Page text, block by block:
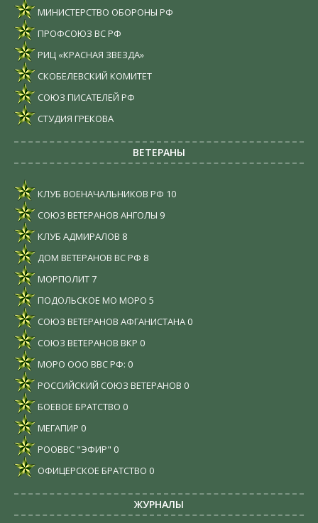
МИНИСТЕРСТВО ОБОРОНЫ РФ
ПРОФСОЮЗ ВС РФ
РИЦ «КРАСНАЯ ЗВЕЗДА»
СКОБЕЛЕВСКИЙ КОМИТЕТ
СОЮЗ ПИСАТЕЛЕЙ РФ
СТУДИЯ ГРЕКОВА
ВЕТЕРАНЫ
КЛУБ ВОЕНАЧАЛЬНИКОВ РФ 10
СОЮЗ ВЕТЕРАНОВ АНГОЛЫ 9
КЛУБ АДМИРАЛОВ 8
ДОМ ВЕТЕРАНОВ ВС РФ 8
МОРПОЛИТ7
ПОДОЛЬСКОЕ МО МОРО 5
СОЮЗ ВЕТЕРАНОВ АФГАНИСТАНА 0
СОЮЗ ВЕТЕРАНОВ ВКР 0
МОРО ООО ВВС РФ: 0
РОССИЙСКИЙ СОЮЗ ВЕТЕРАНОВ 0
БОЕВОЕ БРАТСТВО 0
МЕГАПИР 0
РООВВС "ЭФИР" 0
ОФИЦЕРСКОЕ БРАТСТВО 0
ЖУРНАЛЫ